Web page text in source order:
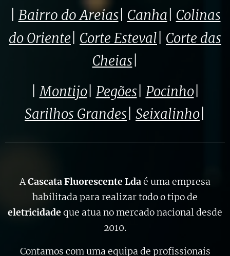
Bairro do Areias| Canha Colinas
do Oriente Corte Esteval Corte das
Cheias
|Montijo| Pegões Pocinho|
Sarilhos Grandes Seixalinho
ACascata Fluorescente Ldaé uma empresa
habilitada para realizar todo o tipo de
eletricidade que atua no mercado nacional desde
2010.
Contamos com uma equipa de profissionais